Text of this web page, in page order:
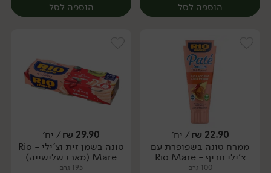
הוספה לסל
יח׳
הוספה לסל
יח׳
22.90
₪/ יח׳
ממרח טונה בשפופרת עם
צ'ילי חריף - Rio Mare
100 גרם
29.90
₪/ יח׳
טונה בשמן זית וצ'ילי - Rio
Mare (מארז שלישייה)
195 גרם